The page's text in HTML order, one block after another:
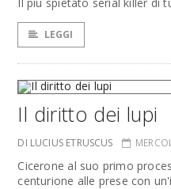
LEGGI
Il diritto dei lupi
DI LUCIUS ETRUSCUS
Cicerone al suo primo
centurione alle prese con